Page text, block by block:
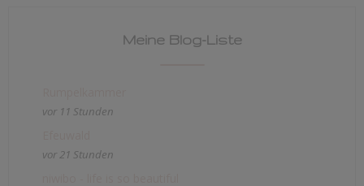
Meine Blog-Liste
vor 11 Stunden
vor 21 Stunden